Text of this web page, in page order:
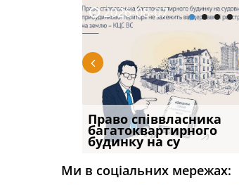
2026-08-07
Право співвласника
багатоквартирного
будинку на су
2026-08-03
ФУНДАМЕНТАЛЬНА
ПРОБЛЕМА
ПРАКТИКИ», АБО ПР
Ми в соціальних мережах: